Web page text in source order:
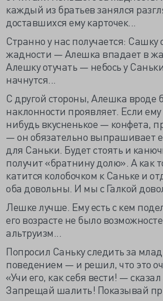
каждый из братьев занялся
доставшихся ему карточек...
Странно у нас получается: Сашку
жадности — Алешка впадает в
Алешку отучать — небось у
начнутся...
С другой стороны, Алешка вроде
наклонности проявляет. Если
нибудь вкусненькое — конфета,
— он обязательно выпрашивает
для Саньки. Будет стоять и
получит «братнину долю». А как
катится колобочком к Саньке и
оба довольны. И мы с Галкой
Лешке лучше. Ему есть с кем
его возрасте не было
альтруизм...
Попросил Саньку следить за
поведением — и решил, что это
«Учи его, как себя вести! —
Запрещай шалить! Показывай